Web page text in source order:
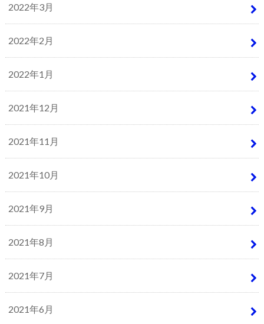
2022年3月
2022年2月
2022年1月
2021年12月
2021年11月
2021年10月
2021年9月
2021年8月
2021年7月
2021年6月